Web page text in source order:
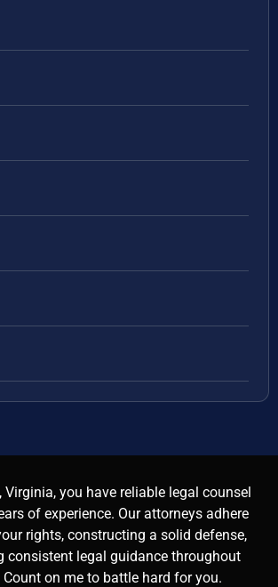
Virginia, you have reliable legal counsel
of experience. Our attorneys adhere
rights, constructing a solid defense,
consistent legal guidance throughout
Count on me to battle hard for you.